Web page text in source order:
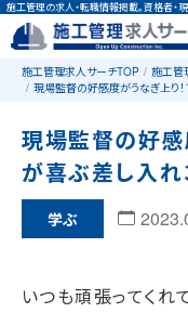
施工管理の求人・転職情報掲載。資格者・
施工管理求人サーチTOP 施工管
現場監督の好感度がうなぎ上り！
現場監督の好感
が喜ぶ差し入れ
学ぶ
いつも頑張ってく